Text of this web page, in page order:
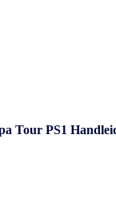
Tour PS1